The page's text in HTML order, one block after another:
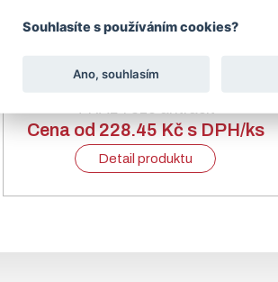
+ RAL 7016 antracit
Cena od 228.45 Kč s DPH/ks
Detail produktu
Souhlasíte s používáním cookies?
Ano, souhlasím